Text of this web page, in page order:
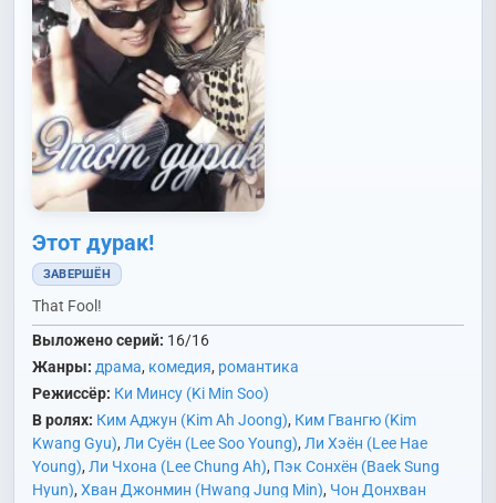
Этот дурак!
ЗАВЕРШЁН
That Fool!
Выложено серий: 16/16
Жанры: драма, комедия, романтика
Режиссёр: Ки Минсу (Ki Min Soo)
В ролях: Ким Аджун (Kim Ah Joong), Ким Гвангю (Kim
Kwang Gyu), Ли Суён (Lee Soo Young), Ли Хэён (Lee Hae
Young), Ли Чхона (Lee Chung Ah), Пэк Сонхён (Baek Sung
Hyun), Хван Джонмин (Hwang Jung Min), Чон Донхван